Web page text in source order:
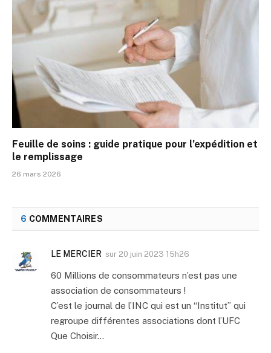
Feuille de soins : guide pratique pour l’expédition et
le remplissage
26 mars 2026
6 COMMENTAIRES
LE MERCIER sur 20 juin 2023 15h26
60 Millions de consommateurs n’est pas une
association de consommateurs !
C’est le journal de l’INC qui est un “Institut” qui
regroupe différentes associations dont l’UFC
Que Choisir…